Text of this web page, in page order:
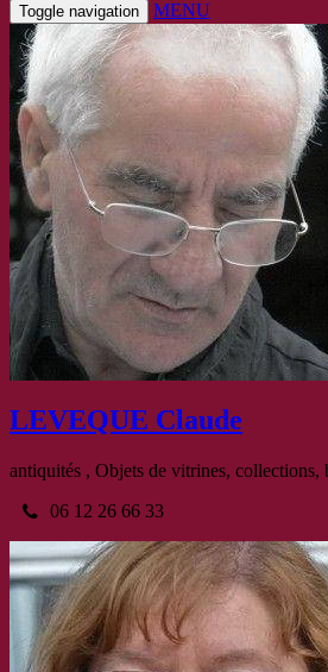
Toggle navigation MENU
LEVEQUE Claude
antiquités , Objets de vitrines,
06 12 26 66 33